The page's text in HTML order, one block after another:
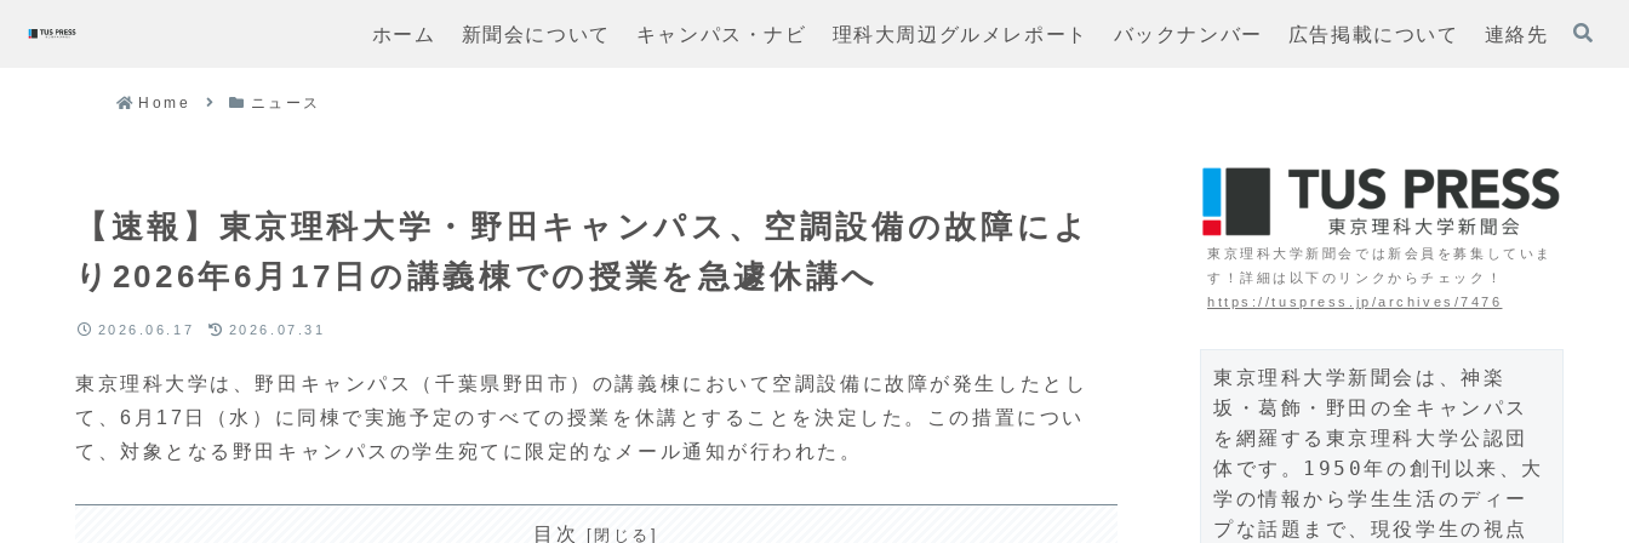
ホーム 新聞会について キャンパス・ナビ 理科大周辺グルメレポート バックナンバー 広告掲載について 連絡先
Home ニュース
【速報】東京理科大学・野田キャンパス、空調設備の故障によ
り2026年6月17日の講義棟での授業を急遽休講へ
2026.06.17 2026.07.31
東京理科大学は、野田キャンパス（千葉県野田市）の講義棟において空調設備に故障が発生したとし
て、6月17日（水）に同棟で実施予定のすべての授業を休講とすることを決定した。この措置につい
て、対象となる野田キャンパスの学生宛てに限定的なメール通知が行われた。
目次
東京理科大学新聞会では新会員を募集していま
す！詳細は以下のリンクからチェック！
https://tuspress.jp/archives/7476
東京理科大学新聞会は、神楽
坂・葛飾・野田の全キャンパス
を網羅する東京理科大学公認団
体です。1950年の創刊以来、大
学の情報から学生生活のディー
プな話題まで、現役学生の視点